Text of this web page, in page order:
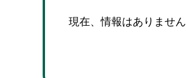
現在、情報はありません